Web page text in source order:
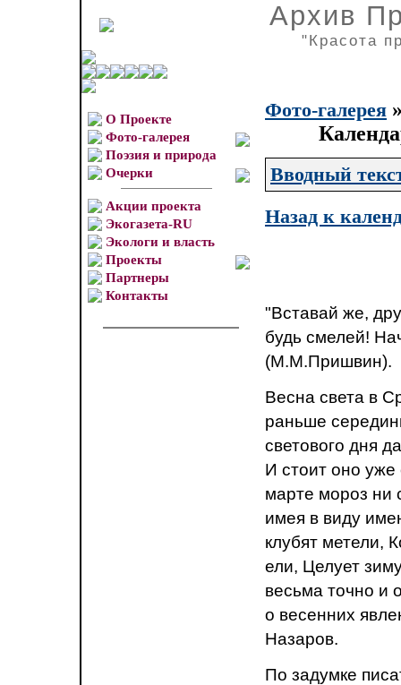
Архив
"Красота
О Проекте
Фото-галерея
Поэзия и природа
Очерки
Акции проекта
Экогазета-RU
Экологи и власть
Проекты
Партнеры
Контакты
Фото-галерея
Вводный
Назад к
"Вставай же,
будь смелей!
(М.М.Пришвин).
Весна света в
раньше
светового дня
И стоит оно уже
марте мороз ни
имея в виду
клубят метели,
ели, Целует
весьма точно и
о весенних
Назаров.
По задумке